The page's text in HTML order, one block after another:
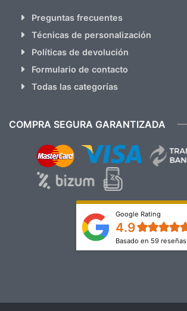
Preguntas frecuentes
Técnicas de personalización
Políticas de devolución
Formulario de contacto
Todas las categorías
COMPRA SEGURA GARANTIZADA
Google Rating
4.9
Basado en 59 reseñas